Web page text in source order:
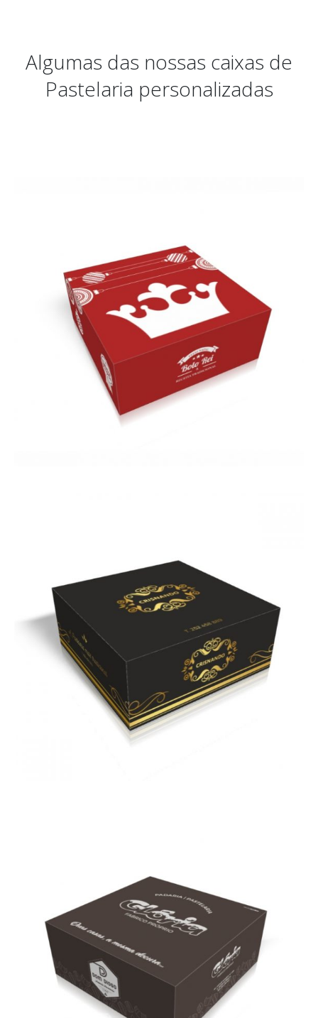
Algumas das nossas caixas de
Pastelaria personalizadas